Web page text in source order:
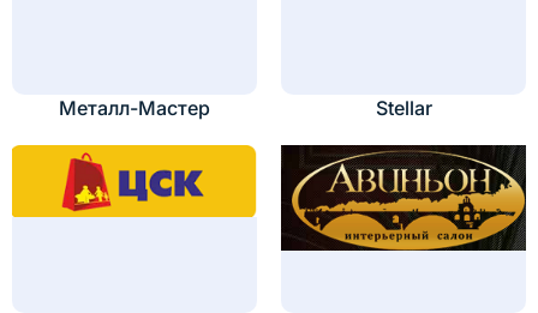
Металл-Мастер Stellar